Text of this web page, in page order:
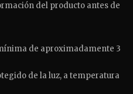
del producto antes de
de aproximadamente 3
de la luz, a temperatura